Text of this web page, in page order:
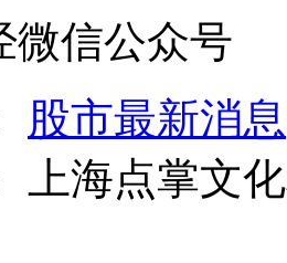
微信公众号
股市最新消息
上海点掌文